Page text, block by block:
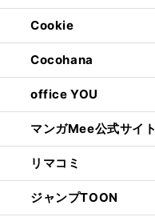
Cookie
Cocohana
office YOU
マンガMee公式サイト
リマコミ
ジャンプTOON